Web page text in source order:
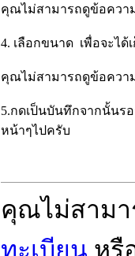
คุณไม่สามารถดูข้อควา
4. เลือกขนาด เพื่อจะได้
คุณไม่สามารถดูข้อควา
5.กดเป็นบันทึกจากนั้นร
หน้าๆไปครับ
คุณไม่สาม
ทะเบียน หรื